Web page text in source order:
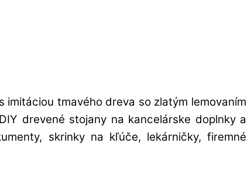
tmavého dreva so zlatým lemovaním
drevené stojany na kancelárske doplnky a
skrinky na kľúče, lekárničky, firemné